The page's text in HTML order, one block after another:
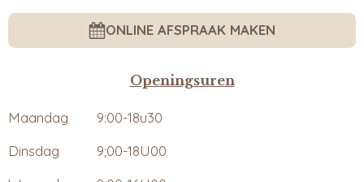
ONLINE AFSPRAAK MAKEN
Openingsuren
Maandag
9:00-18u30
Dinsdag
9;00-18U00